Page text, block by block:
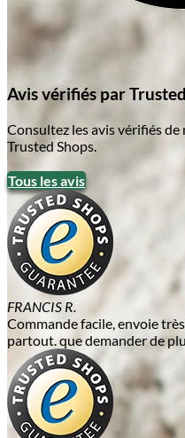
Avis vérifiés par
Consultez les avis vérifiés
Trusted Shops.
Tous les avis
FRANCIS R.
Commande facile, envoie
partout. que demander de